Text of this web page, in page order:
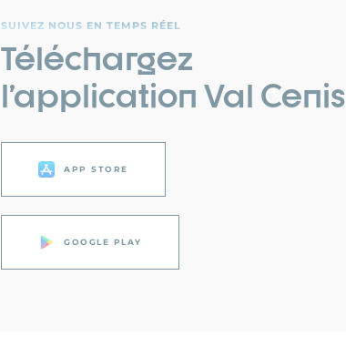
SUIVEZ NOUS EN TEMPS RÉEL
Téléchargez
l’application Val Cenis
APP STORE
GOOGLE PLAY